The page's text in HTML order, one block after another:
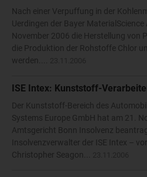
Nach einer Verpuffung in der
Uerdingen der Bayer MaterialScience
November 2006 die Herstellung von
die Produktion der Rohstoffe Chlor
werden....
ISE Intex: Kunststoff-
Der Kunststoff-Bereich des
Systems Europe GmbH hat am 21.
Amtsgericht Bonn Insolvenz
Insolvenzverwalter der ISE Intex –
Christopher Seagon...